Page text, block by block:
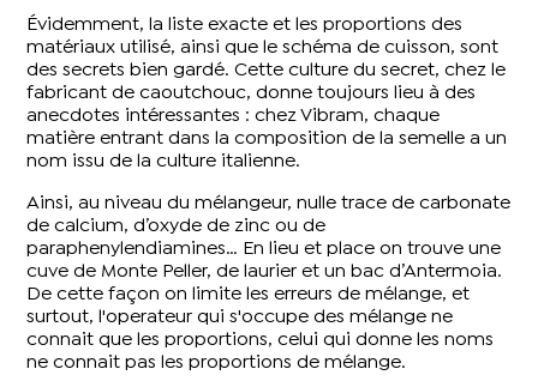
Évidemment, la liste exacte et les proportions des
matériaux utilisé, ainsi que le schéma de cuisson, sont
des secrets bien gardé. Cette culture du secret, chez le
fabricant de caoutchouc, donne toujours lieu à des
anecdotes intéressantes : chez Vibram, chaque
matière entrant dans la composition de la semelle a un
nom issu de la culture italienne.
Ainsi, au niveau du mélangeur, nulle trace de carbonate
de calcium, d’oxyde de zinc ou de
paraphenylendiamines… En lieu et place on trouve une
cuve de Monte Peller, de laurier et un bac d’Antermoia.
De cette façon on limite les erreurs de mélange, et
surtout, l'operateur qui s'occupe des mélange ne
connait que les proportions, celui qui donne les noms
ne connait pas les proportions de mélange.